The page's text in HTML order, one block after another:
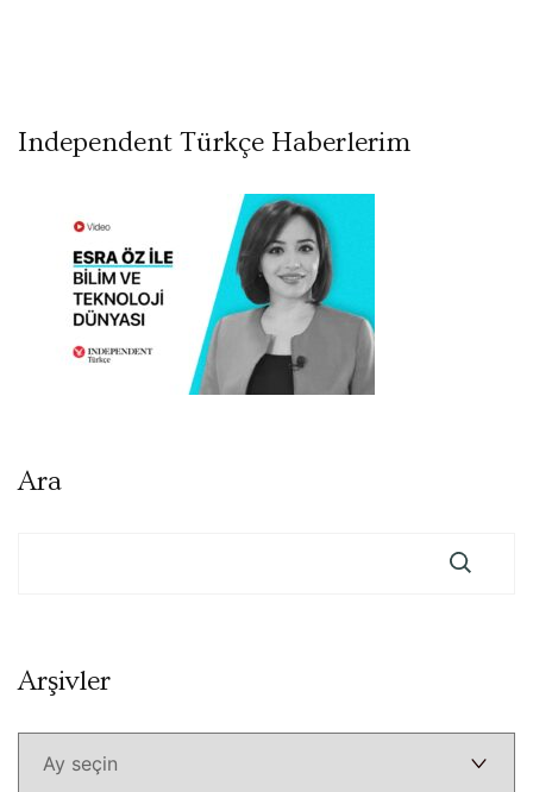
Independent Türkçe Haberlerim
Ara
ArşivlerArşivler